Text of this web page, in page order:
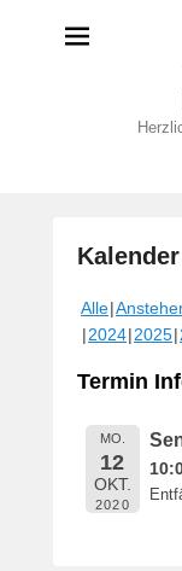
Kalender
e
ö
Alle
2024 2025
Termin
MO.
12
OKT.
2020